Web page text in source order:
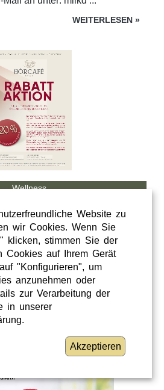
WEITERLESEN »
Wellness
Steiermark
Website zu
wir Cookies. Wenn Sie
klicken, stimmen Sie der
Cookies auf Ihrem Gerät
"Konfigurieren", um
anzunehmen oder
zur Verarbeitung der
in unserer
Akzeptieren